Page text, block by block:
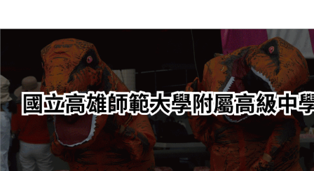
轉
要
內
容